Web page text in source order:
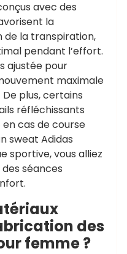
avec des
la
de la transpiration,
pendant l’effort.
ajustée pour
maximale
plus, certains
réfléchissants
cas de course
sweat Adidas
sportive, vous alliez
séances
des
femme ?